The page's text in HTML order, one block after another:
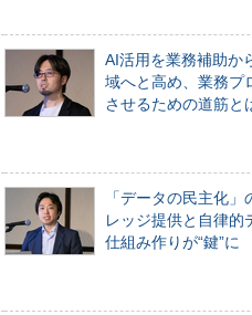
AI活用を業務補助か
域へと高め、業務プ
させるための道筋と
「データの民主化
レッジ提供と自律的
仕組み作りが“鍵”に